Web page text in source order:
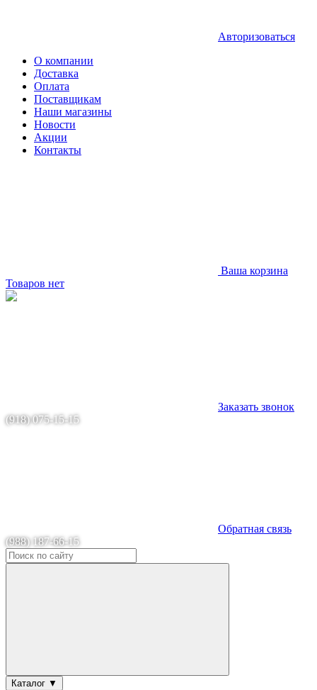
Авторизоваться
О компании
Доставка
Оплата
Поставщикам
Наши магазины
Новости
Акции
Контакты
Ваша корзина
Товаров нет
Заказать звонок
(918) 075-15-15
Обратная связь
(988) 187-66-15
Каталог ▼